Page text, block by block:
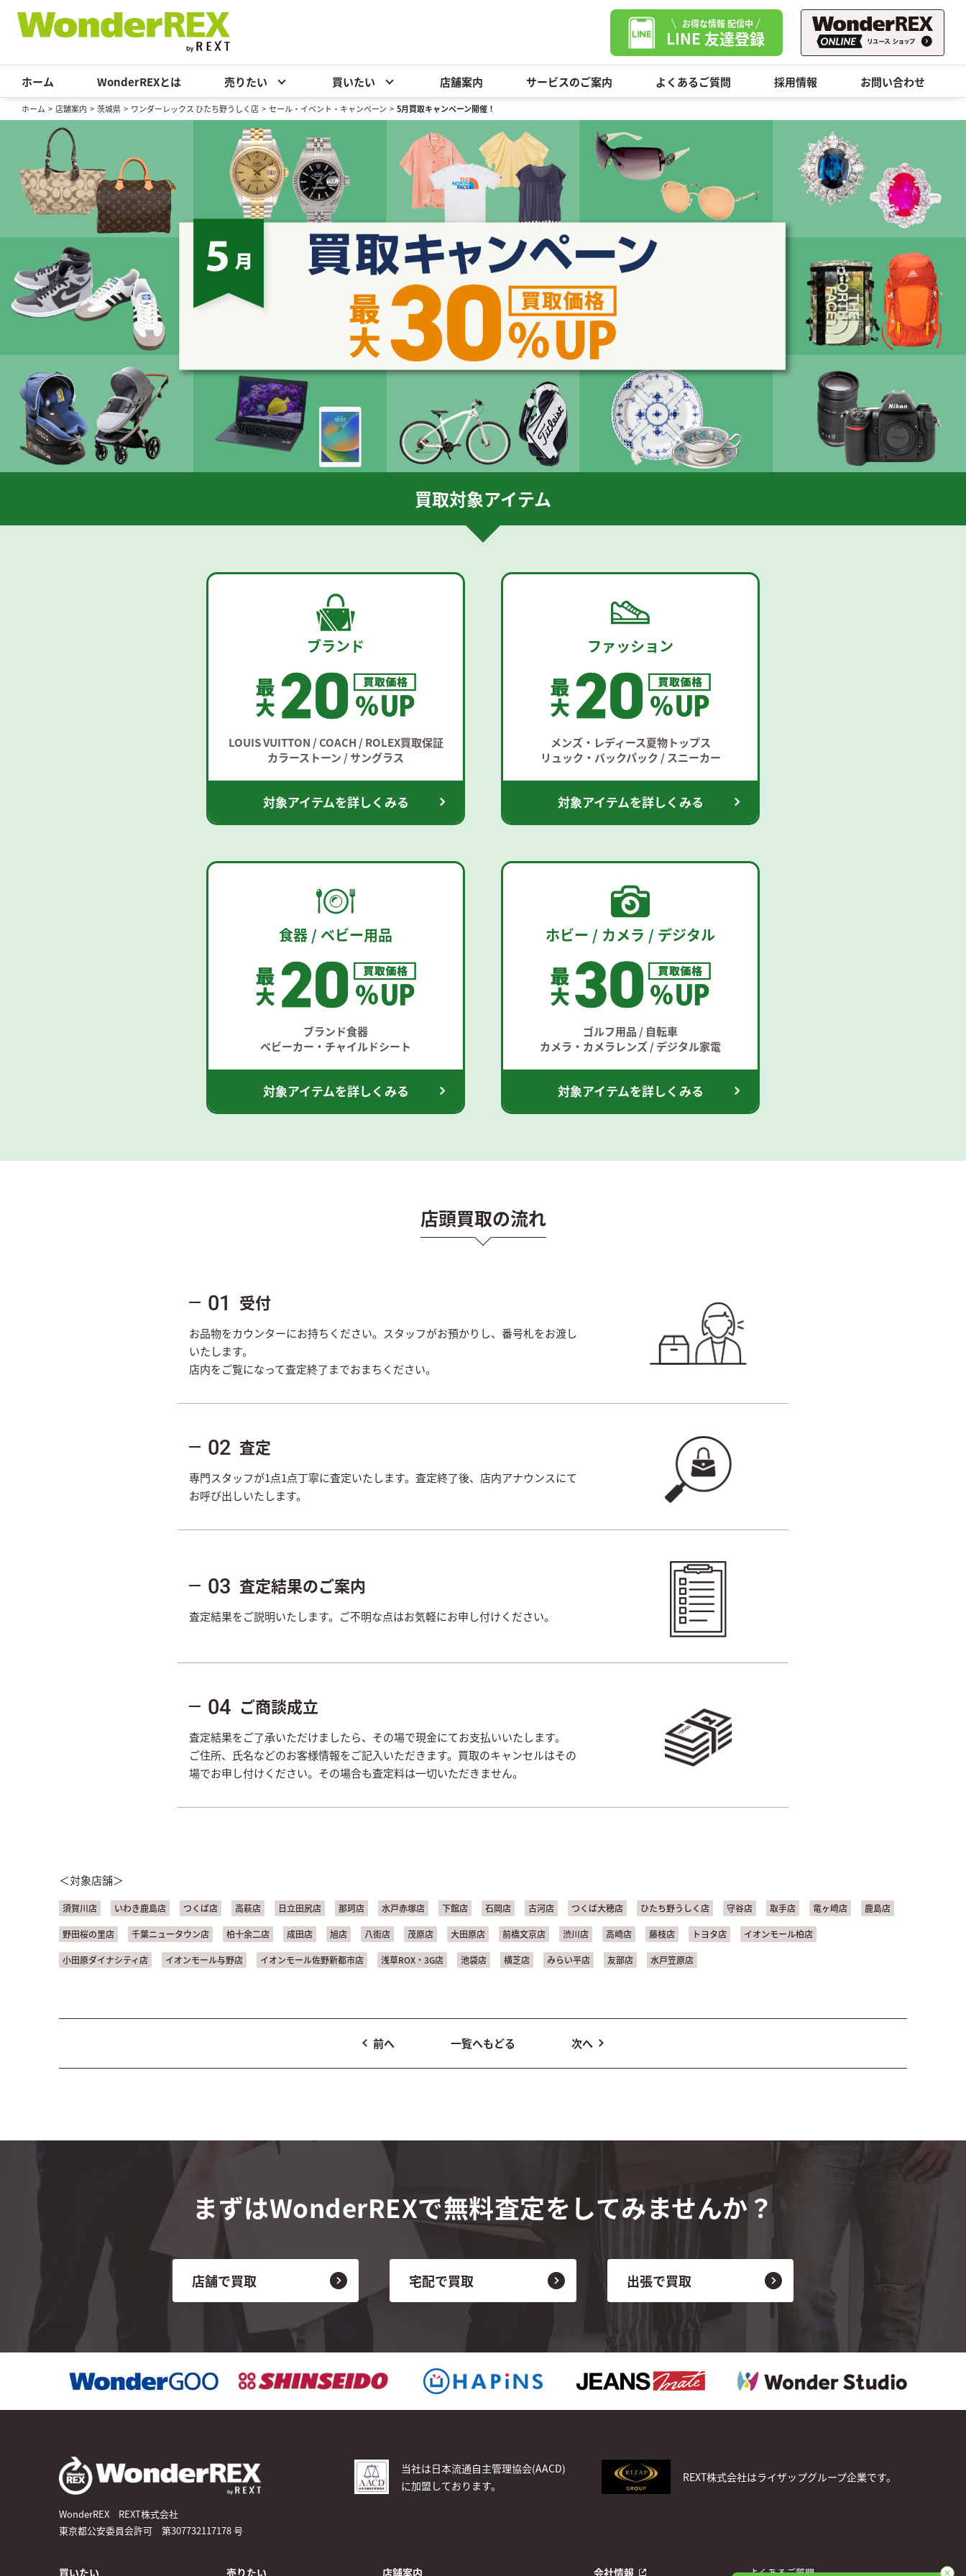
お得な情報 配信中
LINE 友達登録
ホーム WonderREXとは 売りたい 買いたい 店舗案内 サービスのご案内 よくあるご質問 採用情報 お問い合わせ
ホーム > 店舗案内 > 茨城県 > ワンダーレックス ひたち野うしく店 > セール・イベント・キャンペーン > 5月買取キャンペーン開催！
買取対象アイテム
ブランド
LOUIS VUITTON / COACH / ROLEX買取保証
カラーストーン / サングラス
対象アイテムを詳しくみる
ファッション
メンズ・レディース夏物トップス
リュック・バックパック / スニーカー
対象アイテムを詳しくみる
食器 / ベビー用品
ブランド食器
ベビーカー・チャイルドシート
対象アイテムを詳しくみる
ホビー / カメラ / デジタル
ゴルフ用品 / 自転車
カメラ・カメラレンズ / デジタル家電
対象アイテムを詳しくみる
店頭買取の流れ
01 受付
お品物をカウンターにお持ちください。スタッフがお預かりし、番号札をお渡し
いたします。
店内をご覧になって査定終了までおまちください。
02 査定
専門スタッフが1点1点丁寧に査定いたします。査定終了後、店内アナウンスにて
お呼び出しいたします。
03 査定結果のご案内
査定結果をご説明いたします。ご不明な点はお気軽にお申し付けください。
04 ご商談成立
査定結果をご了承いただけましたら、その場で現金にてお支払いいたします。
ご住所、氏名などのお客様情報をご記入いただきます。買取のキャンセルはその
場でお申し付けください。その場合も査定料は一切いただきません。
＜対象店舗＞
須賀川店 いわき鹿島店 つくば店 高萩店 日立田尻店 那珂店 水戸赤塚店 下館店 石岡店 古河店 つくば大穂店 ひたち野うしく店 守谷店 取手店 竜ヶ崎店 鹿島店
野田桜の里店 千葉ニュータウン店 柏十余二店 成田店 旭店 八街店 茂原店 大田原店 前橋文京店 渋川店 高崎店 藤枝店 トヨタ店 イオンモール柏店
小田原ダイナシティ店 イオンモール与野店 イオンモール佐野新都市店 浅草ROX・3G店 池袋店 横芝店 みらい平店 友部店 水戸笠原店
前へ 一覧へもどる 次へ
まずはWonderREXで無料査定をしてみませんか？
店舗で買取 宅配で買取 出張で買取
WonderREX REXT株式会社
東京都公安委員会許可 第307732117178 号
当社は日本流通自主管理協会(AACD)
に加盟しております。
REXT株式会社はライザップグループ企業です。
買いたい 売りたい 店舗案内 会社情報 よくあるご質問